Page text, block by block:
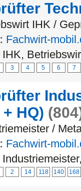
IHK /
Fachwirt-
IHK,
3 4 5 6 7
HQ)
/
Fachwirt-
2 14 118 140 168